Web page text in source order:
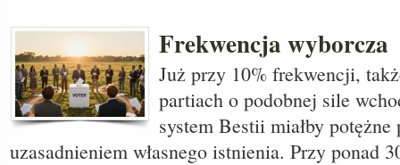
Frekwencja wyborcza
Już przy 10% frekwencji,
partiach o podobnej sile
system Bestii miałby
uzasadnieniem własnego istnienia. Przy ponad